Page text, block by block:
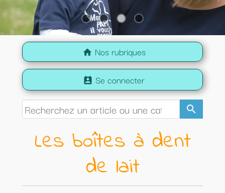
home Nos rubriques
search
perm_contact_calendar Se connecter
Les boîtes à dent
de lait